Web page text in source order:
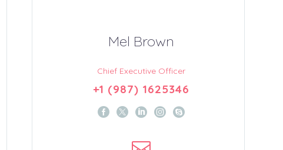
Mel Brown
Chief Executive Officer
+1 (987) 1625346